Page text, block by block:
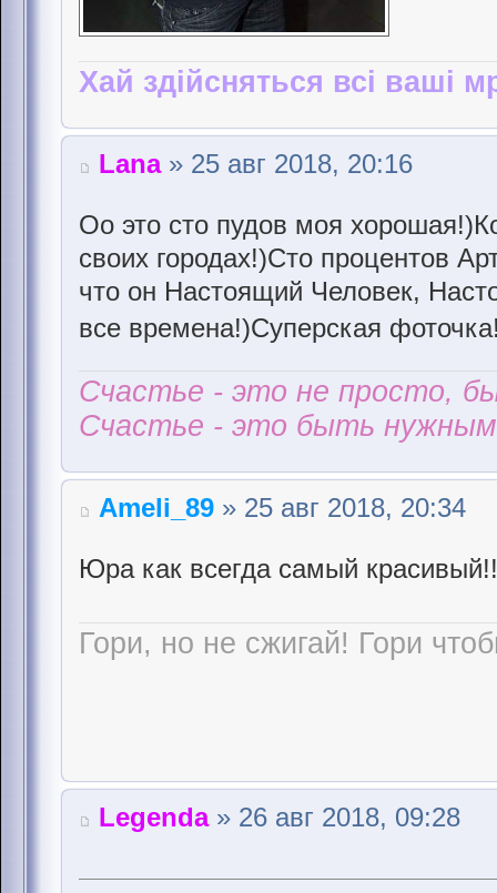
Хай здійсняться всі ваші
Lana» 25 авг 2018, 20:16
Оо это сто пудов моя
своих городах!)Сто процентов
что он Настоящий Человек,
все времена!)Суперская
Счастье - это не просто,
Счастье - это быть
Ameli_89 » 25 авг 2018, 20:34
Юра как всегда самый
Гори, но не сжигай! Гори
Legenda» 26 авг 2018, 09:28